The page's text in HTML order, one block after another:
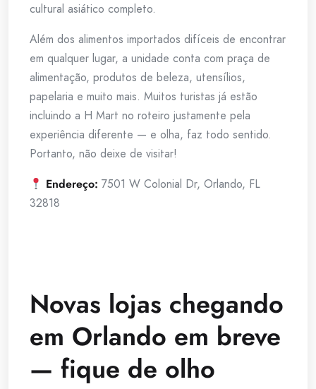
cultural asiático completo.
Além dos alimentos importados difíceis de encontrar
em qualquer lugar, a unidade conta com praça de
alimentação, produtos de beleza, utensílios,
papelaria e muito mais. Muitos turistas já estão
incluindo a H Mart no roteiro justamente pela
experiência diferente — e olha, faz todo sentido.
Portanto, não deixe de visitar!
Endereço: 7501 W Colonial Dr, Orlando, FL
32818
Novas lojas chegando
em Orlando em breve
— fique de olho